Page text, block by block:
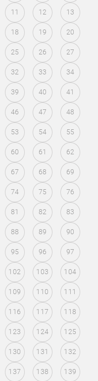
11 12 13
18 19 20
25 26 27
32 33 34
39 40 41
46 47 48
53 54 55
60 61 62
67 68 69
74 75 76
81 82 83
88 89 90
95 96 97
102 103 104
109 110 111
116 117 118
123 124 125
130 131 132
137 138 139